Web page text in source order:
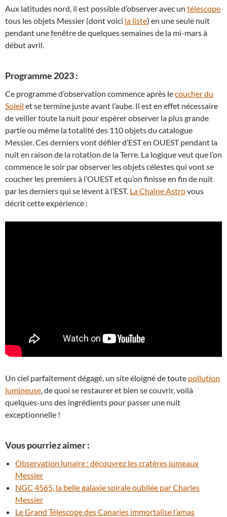
Aux latitudes nord, il est possible d’observer avec un télescope
tous les objets Messier (dont voici la liste) en une seule nuit
pendant une fenêtre de quelques semaines de la mi-mars à
début avril.
Programme 2023 :
Ce programme d’observation commence après lecoucher du
Soleil et se termine juste avant l’aube. Il est en effet nécessaire
de veiller toute la nuit pour espérer observer la plus grande
partie ou même la totalité des 110 objets du catalogue
Messier. Ces derniers vont défiler d’EST en OUEST pendant la
nuit en raison de la rotation de la Terre. La logique veut que l’on
commence le soir par observer les objets célestes qui vont se
coucher les premiers à l’OUEST et qu’on finisse en fin de nuit
par les derniers qui se lèvent à l’EST. La Chaîne Astrovous
décrit cette expérience :
Un ciel parfaitement dégagé, un site éloigné de toute pollution
lumineuse , de quoi se restaurer et bien se couvrir, voilà
quelques-uns des ingrédients pour passer une nuit
exceptionnelle !
Vous pourriez aimer :
Observation lunaire : découvrez les cratères jumeaux
Messier
NGC 4565, la belle galaxie spirale oubliée par Charles
Messier
Le Grand Télescope des Canaries immortalise l’amas